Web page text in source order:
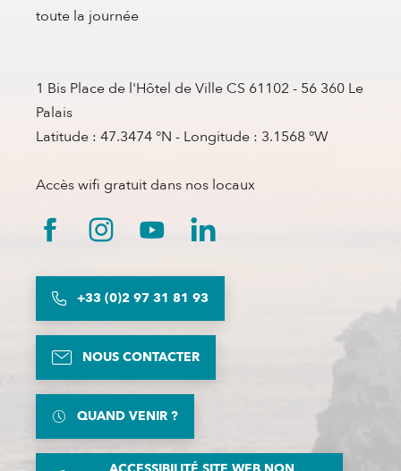
toute la journée
1 Bis Place de l'Hôtel de Ville CS 61102 - 56 360 Le
Palais
Latitude : 47.3474 °N - Longitude : 3.1568 °W
Accès wifi gratuit dans nos locaux
+33 (0)2 97 31 81 93
NOUS CONTACTER
QUAND VENIR ?